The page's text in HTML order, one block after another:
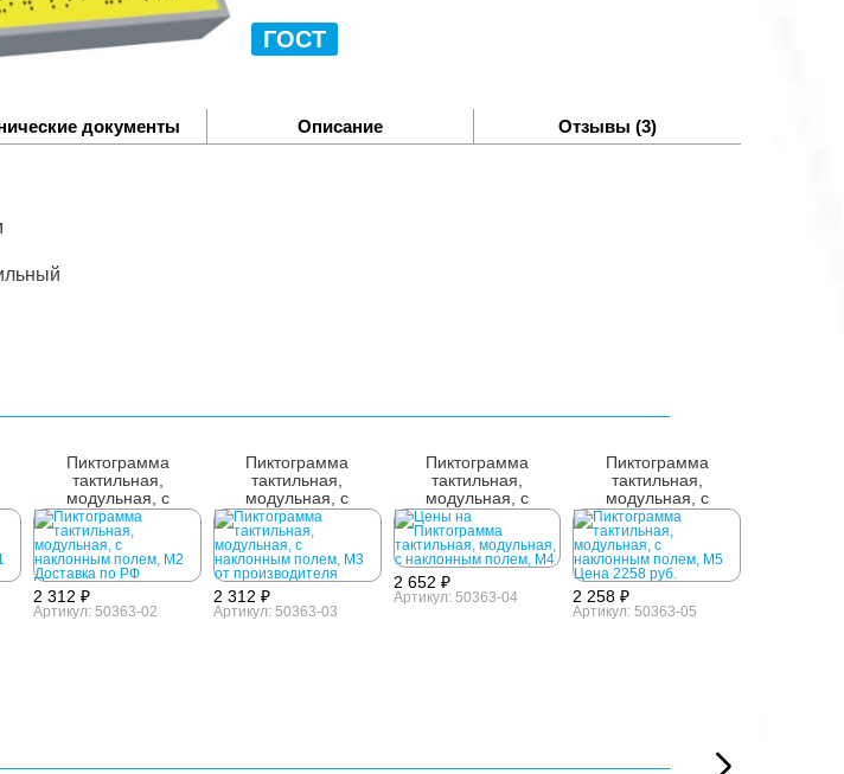
ГОСТ
документы Описание Отзывы (3)
Пиктограмма
тактильная,
модульная, с
наклонным полем,
М2
2 312 ₽
Артикул: 50363-02
Пиктограмма
тактильная,
модульная, с
наклонным полем,
М3
2 312 ₽
Артикул: 50363-03
Пиктограмма
тактильная,
модульная, с
наклонным полем,
М4
2 652 ₽
Артикул: 50363-04
Пиктограмма
тактильная,
модульная, с
наклонным полем,
М5
2 258 ₽
Артикул: 50363-05